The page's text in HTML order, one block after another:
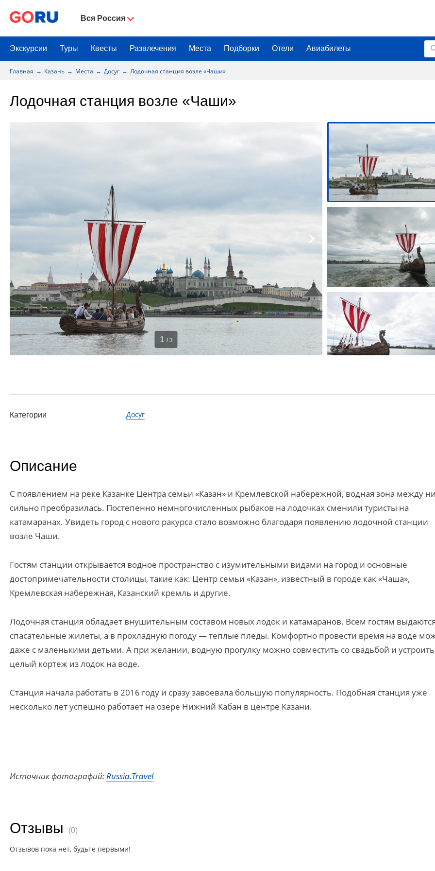
Вся Россия
Экскурсии Туры Квесты Развлечения Места Подборки Отели Авиабилеты
Главная Казань Места Досуг Лодочная станция возле «Чаши»
Лодочная станция возле «Чаши»
1 / 3
Категории Досуг
Описание
С появлением на реке Казанке Центра семьи «Казан» и Кремлевской набережной, водная зона между
сильно преобразилась. Постепенно немногочисленных рыбаков на лодочках сменили туристы на
катамаранах. Увидеть город с нового ракурса стало возможно благодаря появлению лодочной станции
возле Чаши.
Гостям станции открывается водное пространство с изумительными видами на город и основные
достопримечательности столицы, такие как: Центр семьи «Казан», известный в городе как «Чаша»,
Кремлевская набережная, Казанский кремль и другие.
Лодочная станция обладает внушительным составом новых лодок и катамаранов. Всем гостям выдаются
спасательные жилеты, а в прохладную погоду — теплые пледы. Комфортно провести время на воде
даже с маленькими детьми. А при желании, водную прогулку можно совместить со свадьбой и устроить
целый кортеж из лодок на воде.
Станция начала работать в 2016 году и сразу завоевала большую популярность. Подобная станция уже
несколько лет успешно работает на озере Нижний Кабан в центре Казани.
Источник фотографий:Russia.Travel
Отзывы (0)
Отзывов пока нет, будьте первыми!